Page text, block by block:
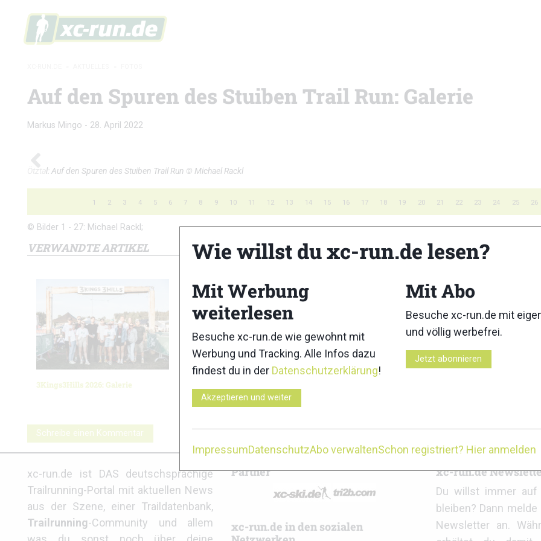
Auf den Spuren des Stuiben Trail Run: Galerie
Markus Mingo - 28. April 2022
Ötztal: Auf den Spuren des Stuiben Trail Run © Michael Rackl
1 2 3 4 5 6 7 8 9 10 11 12 13 14 15 16 17 18 19 20 21 22 23 24 25 26
© Bilder 1 - 27: Michael Rackl;
VERWANDTE ARTIKEL
3Kings3Hills 2026: Galerie
Schreibe einen Kommentar
xc-run.de ist DAS deutschsprachige
Trailrunning-Portal mit aktuellen News
aus der Szene, einer Traildatenbank,
Trailrunning-Community und allem
Partner
xc-run.de in den sozialen
xc-run.de
Du willst immer auf
bleiben? Dann
Newsletter an.
Wie willst du xc-run.de lesen?
Mit Werbung
weiterlesen
Besuche xc-run.de wie gewohnt mit
Werbung und Tracking. Alle Infos dazu
findest du in der Datenschutzerklärung!
Akzeptieren und weiter
Mit Abo
Besuche xc-run.de mit
und völlig werbefrei.
Jetzt abonnieren
ImpressumDatenschutzAbo verwaltenSchon registriert? Hier anmelden